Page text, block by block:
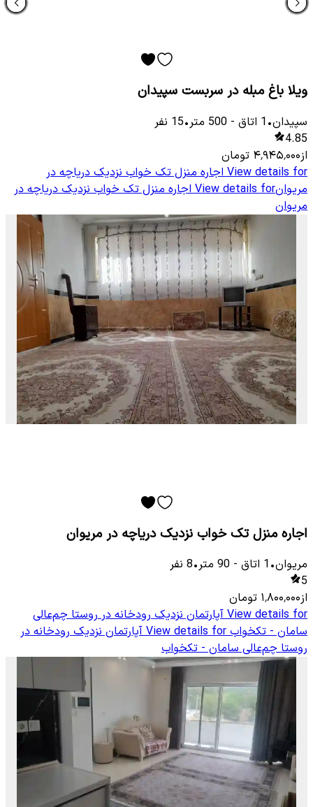
ویلا باغ مبله در سربست سپیدان
سپیدان•
1 اتاق -
500 متر•
15 نفر
4.85
از۴٬۹۴۵٬۰۰۰ تومان
View details for اجاره منزل تک خواب نزدیک دریاچه در
مریوانView details for اجاره منزل تک خواب نزدیک دریاچه در
مریوان
اجاره منزل تک خواب نزدیک دریاچه در مریوان
مریوان•
1 اتاق -
90 متر•
8 نفر
5
از۱٬۸۰۰٬۰۰۰ تومان
View details for آپارتمان نزدیک رودخانه در روستا چم‌عالی
سامان - تکخوابView details for آپارتمان نزدیک رودخانه در
روستا چم‌عالی سامان - تکخواب